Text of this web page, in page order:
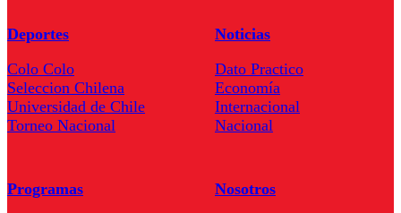
Deportes
Colo Colo
Seleccion Chilena
Universidad de Chile
Torneo Nacional
Noticias
Dato Practico
Economía
Internacional
Nacional
Programas
Nosotros